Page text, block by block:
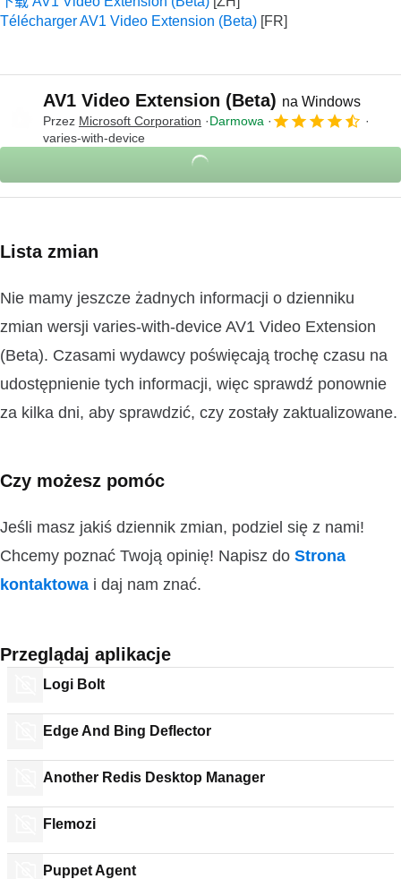
Télécharger AV1 Video Extension (Beta)
AV1 Video Extension (Beta) na Windows
Przez Microsoft Corporation
Darmowa
varies-with-device
Lista zmian
Nie mamy jeszcze żadnych informacji o dzienniku
zmian wersji varies-with-device AV1 Video Extension
(Beta). Czasami wydawcy poświęcają trochę czasu na
udostępnienie tych informacji, więc sprawdź ponownie
za kilka dni, aby sprawdzić, czy zostały zaktualizowane.
Czy możesz pomóc
Jeśli masz jakiś dziennik zmian, podziel się z nami!
Chcemy poznać Twoją opinię! Napisz do Strona
kontaktowa i daj nam znać.
Przeglądaj aplikacje
Logi Bolt
Edge And Bing Deflector
Another Redis Desktop Manager
Flemozi
Puppet Agent